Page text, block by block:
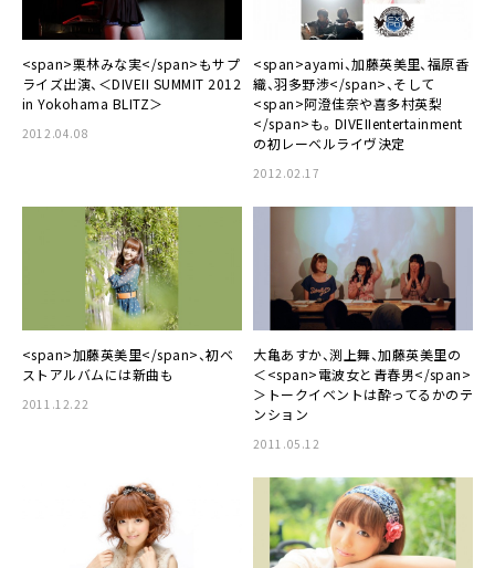
<span>栗林みな実</span>もサプ
ライズ出演、＜DIVEII SUMMIT 2012
in Yokohama BLITZ＞
2012.04.08
<span>ayami、加藤英美里、福原香
織、羽多野渉</span>、そして
<span>阿澄佳奈や喜多村英梨
</span>も。DIVEIIentertainment
の初レーベルライヴ決定
2012.02.17
<span>加藤英美里</span>、初ベ
ストアルバムには新曲も
2011.12.22
大亀あすか、渕上舞、加藤英美里の
＜<span>電波女と青春男</span>
＞トークイベントは酔ってるかのテ
ンション
2011.05.12